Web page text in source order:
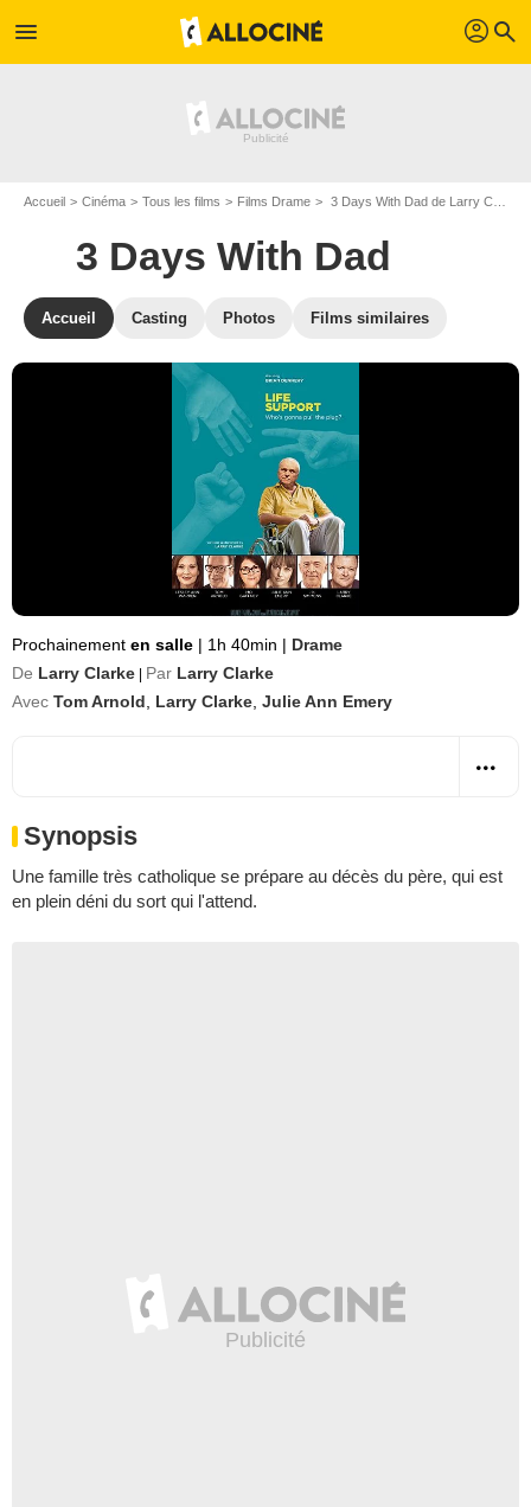
menu profil search
Accueil Cinéma Tous les films Films Drame 3 Days With Dad de Larry Clarke
3 Days With Dad
Accueil Casting Photos Films similaires
Prochainement en salle | 1h 40min | Drame
De Larry Clarke Par Larry Clarke
Avec Tom Arnold Larry Clarke Julie Ann Emery
Synopsis
Une famille très catholique se prépare au décès du père, qui est
en plein déni du sort qui l'attend.